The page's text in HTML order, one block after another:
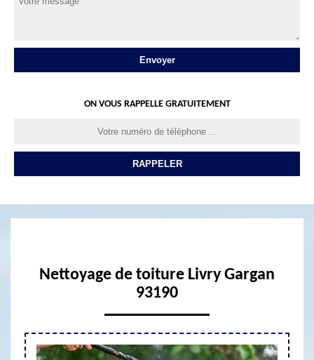
ON VOUS RAPPELLE GRATUITEMENT
Nettoyage de toiture Livry Gargan
93190